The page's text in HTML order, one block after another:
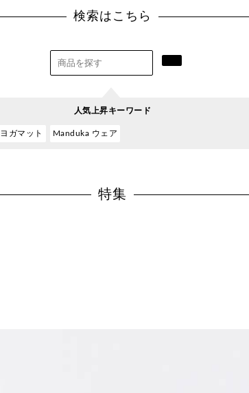
検索はこちら
人気上昇キーワード
ヨガマット Manduka ウェア
特集